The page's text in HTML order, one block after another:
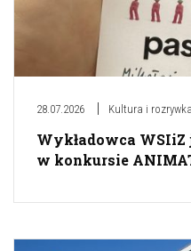
28.07.2026 Kultura i rozrywka
Wykładowca
w konkursie